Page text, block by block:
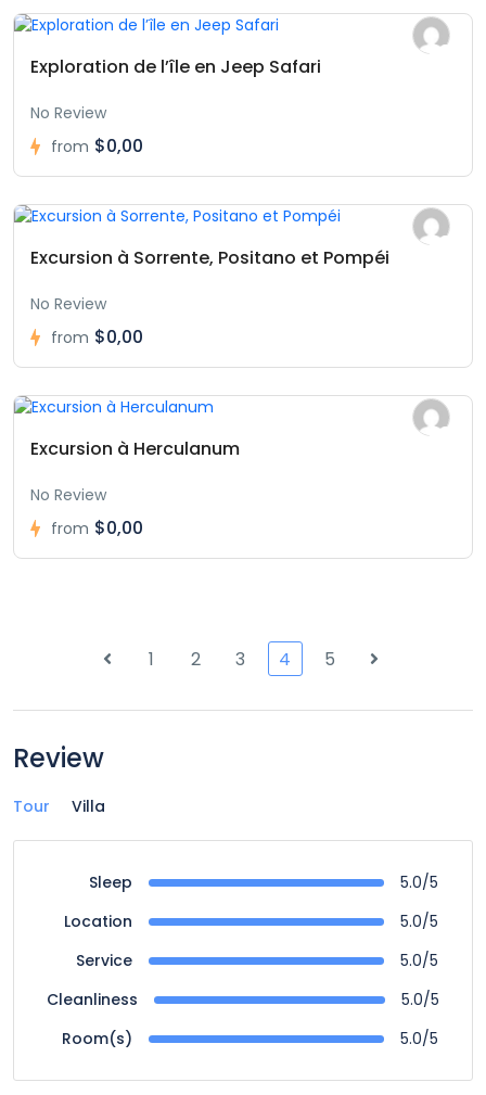
Exploration de l’île en Jeep Safari
No Review
from $0,00
Excursion à Sorrente, Positano et Pompéi
No Review
from $0,00
Excursion à Herculanum
No Review
from $0,00
1 2 3 4 5
Review
Tour Villa
Sleep
5.0/5
Location
5.0/5
Service
5.0/5
Cleanliness
5.0/5
Room(s)
5.0/5